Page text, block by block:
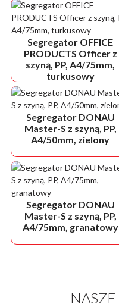
Segregator OFFICE
PRODUCTS Officer z
szyną, PP, A4/75mm,
turkusowy
Segregator DONAU
Master-S z szyną, PP,
A4/50mm, zielony
Segregator DONAU
Master-S z szyną, PP,
A4/75mm, granatowy
NASZE